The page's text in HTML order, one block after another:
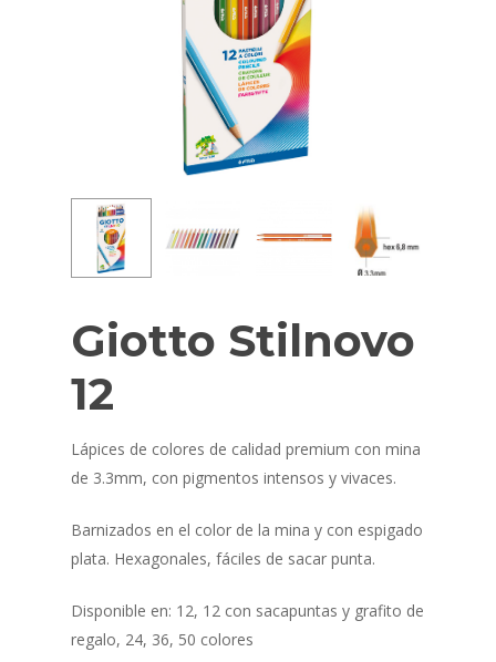
Giotto Stilnovo
12
Lápices de colores de calidad premium con mina
de 3.3mm, con pigmentos intensos y vivaces.
Barnizados en el color de la mina y con espigado
plata. Hexagonales, fáciles de sacar punta.
Disponible en: 12, 12 con sacapuntas y grafito de
regalo, 24, 36, 50 colores